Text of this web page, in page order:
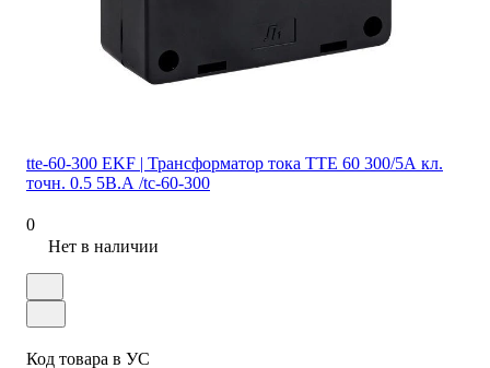
tte-60-300 EKF | Трансформатор тока ТТЕ 60 300/5А кл.
точн. 0.5 5В.А /tc-60-300
0
Нет в наличии
Код товара в УС